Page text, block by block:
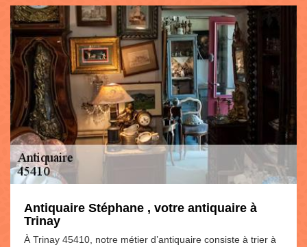
Antiquaire Stéphane , votre antiquaire à
Trinay
À Trinay 45410, notre métier d’antiquaire consiste à trier à